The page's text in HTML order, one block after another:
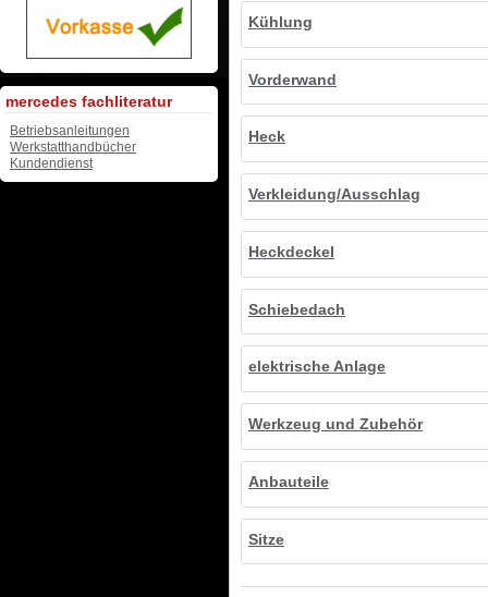
Kühlung
Vorderwand
Heck
Verkleidung/Ausschlag
Heckdeckel
Schiebedach
elektrische Anlage
Werkzeug und Zubehör
Anbauteile
Sitze
mercedes fachliteratur
Betriebsanleitungen
Werkstatthandbücher
Kundendienst